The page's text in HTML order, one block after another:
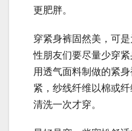
更肥胖。
穿紧身裤固然美，可
性朋友们要尽量少穿
用透气面料制做的紧
紧，纱线纤维以棉或
清洗一次才穿。